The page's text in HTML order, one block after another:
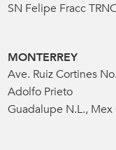
SN Felipe Fracc
MONTERREY
Ave. Ruiz Cortines
Adolfo Prieto
Guadalupe N.L., Mex